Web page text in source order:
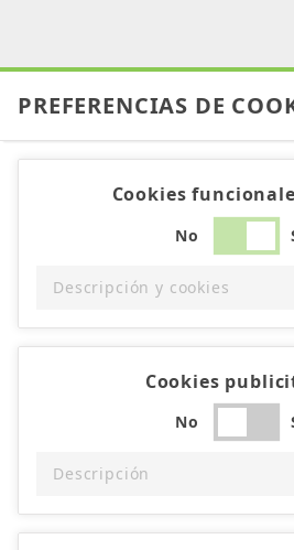
PREFERENCIAS DE
Cookies
No
Descripción y cookies
Cookies
No
Descripción